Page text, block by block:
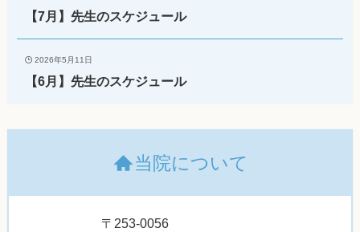
【7月】先生のスケジュール
2026年5月11日
【6月】先生のスケジュール
当院について
〒253-0056